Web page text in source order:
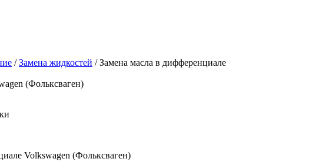
/Замена жидкостей /Замена масла в дифференциале
(Фольксваген)
Volkswagen (Фольксваген)